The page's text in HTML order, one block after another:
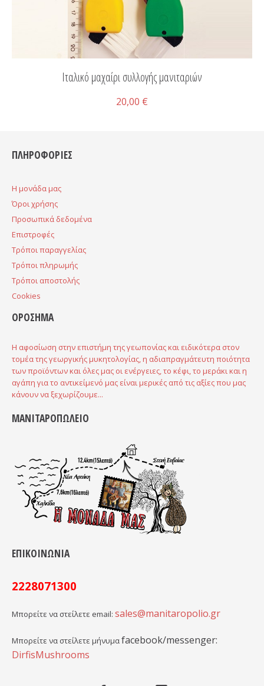
Ιταλικό μαχαίρι συλλογής μανιταριών
20,00 €
ΠΛΗΡΟΦΟΡΙΕΣ
H μονάδα μας
Όροι χρήσης
Προσωπικά δεδομένα
Επιστροφές
Τρόποι παραγγελίας
Τρόποι πληρωμής
Τρόποι αποστολής
Cookies
ΟΡΟΣΗΜΑ
Η αφοσίωση στην επιστήμη της γεωπονίας και ειδικότερα στον
τομέα της γεωργικής μυκητολογίας, η αδιαπραγμάτευτη ποιότητα
των προϊόντων και όλες μας οι ενέργειες, το κέφι, το μεράκι και η
αγάπη για το αντικείμενό μας είναι μερικές από τις αξίες που μας
κάνουν να ξεχωρίζουμε...
ΜΑΝΙΤΑΡΟΠΩΛΕΙΟ
ΕΠΙΚΟΙΝΩΝΙΑ
2228071300
Μπορείτε να στείλετε email: sales@manitaropolio.gr
Μπορείτε να στείλετε μήνυμαfacebook/messenger:
DirfisMushrooms